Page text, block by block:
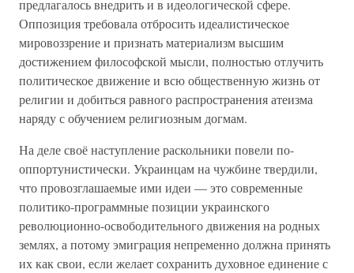
предлагалось внедрить и в идеологической сфере.
Оппозиция требовала отбросить идеалистическое
мировоззрение и признать материализм высшим
достижением философской мысли, полностью отлучить
политическое движение и всю общественную жизнь от
религии и добиться равного распространения атеизма
наряду с обучением религиозным догмам.
На деле своё наступление раскольники повели по-
оппортунистически. Украинцам на чужбине твердили,
что провозглашаемые ими идеи — это современные
политико-программные позиции украинского
революционно-освободительного движения на родных
землях, а потому эмиграция непременно должна принять
их как свои, если желает сохранить духовное единение с